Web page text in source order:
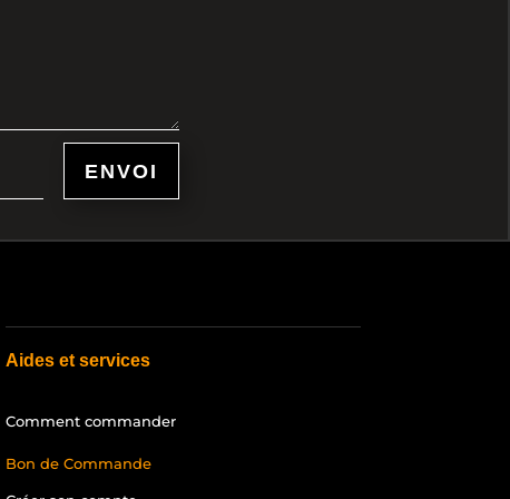
ENVOI
Aides et services
Comment commander
Bon de Commande